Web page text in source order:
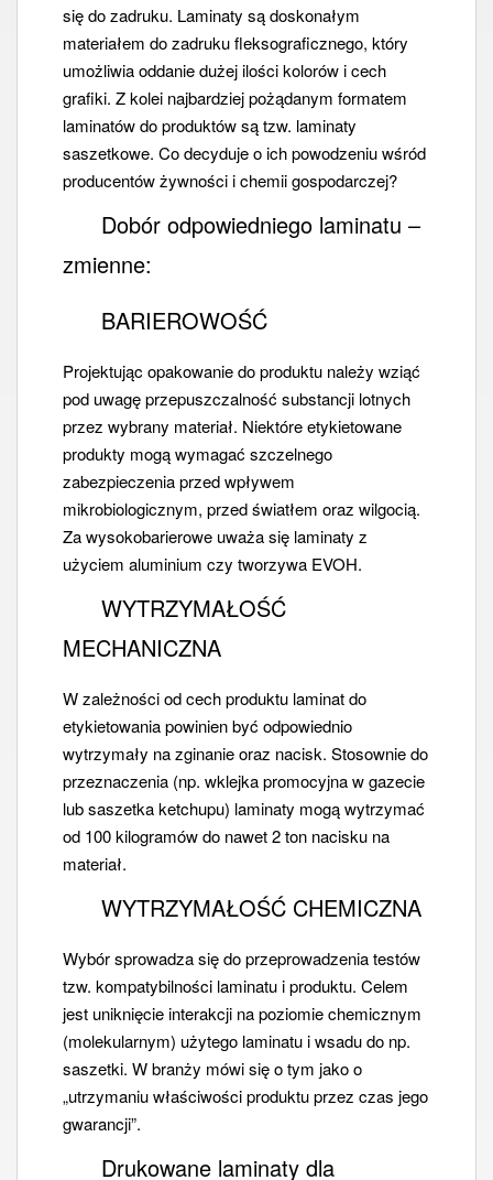
się do zadruku. Laminaty są doskonałym
materiałem do zadruku fleksograficznego, który
umożliwia oddanie dużej ilości kolorów i cech
grafiki. Z kolei najbardziej pożądanym formatem
laminatów do produktów są tzw. laminaty
saszetkowe. Co decyduje o ich powodzeniu wśród
producentów żywności i chemii gospodarczej?
Dobór odpowiedniego laminatu –
zmienne:
BARIEROWOŚĆ
Projektując opakowanie do produktu należy wziąć
pod uwagę przepuszczalność substancji lotnych
przez wybrany materiał. Niektóre etykietowane
produkty mogą wymagać szczelnego
zabezpieczenia przed wpływem
mikrobiologicznym, przed światłem oraz wilgocią.
Za wysokobarierowe uważa się laminaty z
użyciem aluminium czy tworzywa EVOH.
WYTRZYMAŁOŚĆ
MECHANICZNA
W zależności od cech produktu laminat do
etykietowania powinien być odpowiednio
wytrzymały na zginanie oraz nacisk. Stosownie do
przeznaczenia (np. wklejka promocyjna w gazecie
lub saszetka ketchupu) laminaty mogą wytrzymać
od 100 kilogramów do nawet 2 ton nacisku na
materiał.
WYTRZYMAŁOŚĆ CHEMICZNA
Wybór sprowadza się do przeprowadzenia testów
tzw. kompatybilności laminatu i produktu. Celem
jest uniknięcie interakcji na poziomie chemicznym
(molekularnym) użytego laminatu i wsadu do np.
saszetki. W branży mówi się o tym jako o
„utrzymaniu właściwości produktu przez czas jego
gwarancji”.
Drukowane laminaty dla